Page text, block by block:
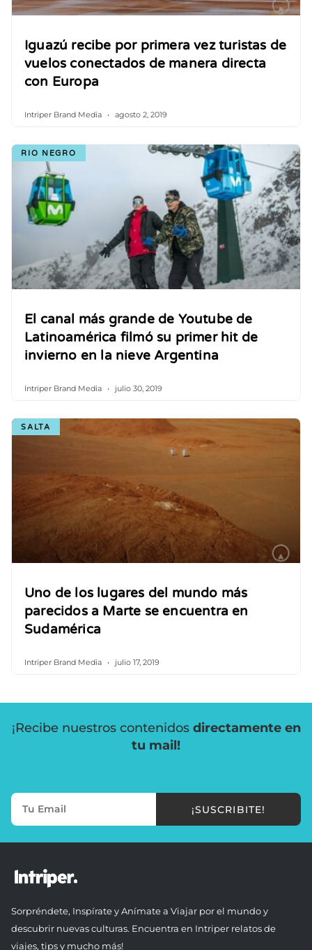
Iguazú recibe por primera vez turistas de
vuelos conectados de manera directa
con Europa
Intriper Brand Media agosto 2, 2019
RIO NEGRO
El canal más grande de Youtube de
Latinoamérica filmó su primer hit de
invierno en la nieve Argentina
Intriper Brand Media julio 30, 2019
SALTA
Uno de los lugares del mundo más
parecidos a Marte se encuentra en
Sudamérica
Intriper Brand Media julio 17, 2019
¡Recibe nuestros contenidos directamente en
tu mail!
¡SUSCRIBITE!
Sorpréndete, Inspírate y Anímate a Viajar por el mundo y
descubrir nuevas culturas. Encuentra en Intriper relatos de
viajes, tips y mucho más!